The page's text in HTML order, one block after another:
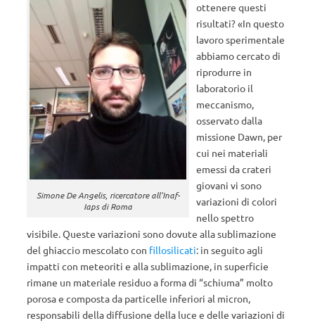
Simone De Angelis, ricercatore all’Inaf-
Iaps di Roma
ottenere questi
risultati? «In questo
lavoro sperimentale
abbiamo cercato di
riprodurre in
laboratorio il
meccanismo,
osservato dalla
missione Dawn, per
cui nei materiali
emessi da crateri
giovani vi sono
variazioni di colori
nello spettro
visibile. Queste variazioni sono dovute alla sublimazione
del ghiaccio mescolato con fillosilicati: in seguito agli
impatti con meteoriti e alla sublimazione, in superficie
rimane un materiale residuo a forma di “schiuma” molto
porosa e composta da particelle inferiori al micron,
responsabili della diffusione della luce e delle variazioni di